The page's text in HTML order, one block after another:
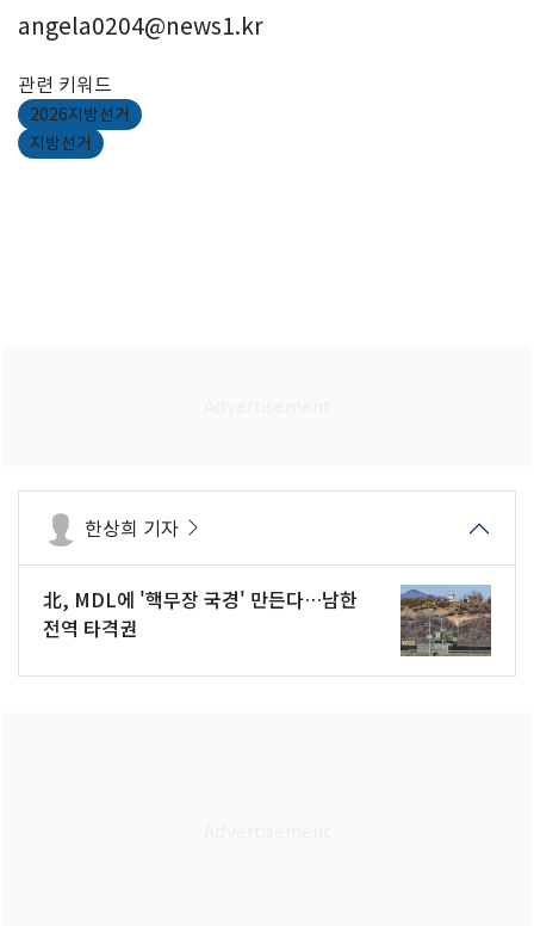
angela0204@news1.kr
관련 키워드
2026지방선거
지방선거
한상희 기자
北, MDL에 '핵무장 국경' 만든다…남한
전역 타격권